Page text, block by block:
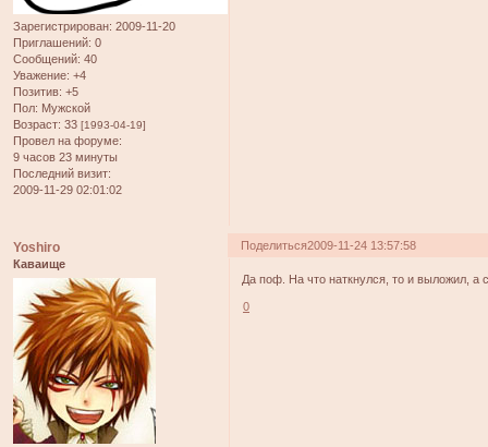
Зарегистрирован: 2009-11-20
Приглашений: 0
Сообщений: 40
Уважение: +4
Позитив: +5
Пол: Мужской
Возраст: 33 [1993-04-19]
Провел на форуме:
9 часов 23 минуты
Последний визит:
2009-11-29 02:01:02
Поделиться2009-11-24 13:57:58
Yoshiro
Каваище
Да поф. На что наткнулся, то и выложил, а
0